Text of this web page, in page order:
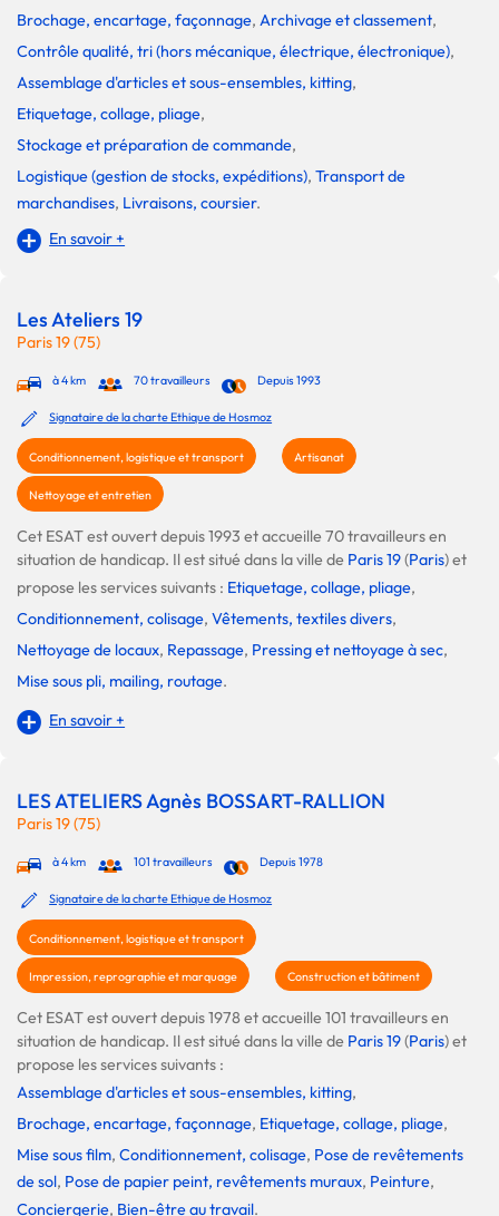
Brochage, encartage, façonnage, Archivage et classement,
Contrôle qualité, tri (hors mécanique, électrique, électronique),
Assemblage d'articles et sous-ensembles, kitting,
Etiquetage, collage, pliage,
Stockage et préparation de commande,
Logistique (gestion de stocks, expéditions), Transport de
marchandises, Livraisons, coursier.
En savoir +
Les Ateliers 19
Paris 19 (75)
à 4 km 70 travailleurs Depuis 1993
Signataire de la charte Ethique de Hosmoz
Conditionnement, logistique et transport Artisanat
Nettoyage et entretien
Cet ESAT est ouvert depuis 1993 et accueille 70 travailleurs en
situation de handicap. Il est situé dans la ville de Paris 19(Paris) et
propose les services suivants : Etiquetage, collage, pliage,
Conditionnement, colisage, Vêtements, textiles divers,
Nettoyage de locaux, Repassage, Pressing et nettoyage à sec,
Mise sous pli, mailing, routage.
En savoir +
LES ATELIERS Agnès BOSSART-RALLION
Paris 19 (75)
à 4 km 101 travailleurs Depuis 1978
Signataire de la charte Ethique de Hosmoz
Conditionnement, logistique et transport
Impression, reprographie et marquage Construction et bâtiment
Cet ESAT est ouvert depuis 1978 et accueille 101 travailleurs en
situation de handicap. Il est situé dans la ville de Paris 19(Paris) et
propose les services suivants :
Assemblage d'articles et sous-ensembles, kitting,
Brochage, encartage, façonnage, Etiquetage, collage, pliage,
Mise sous film, Conditionnement, colisage, Pose de revêtements
de sol, Pose de papier peint, revêtements muraux, Peinture,
Conciergerie, Bien-être au travail.